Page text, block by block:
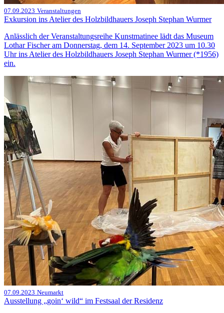
07.09.2023 Veranstaltungen
Exkursion ins Atelier des Holzbildhauers Joseph Stephan Wurmer
Anlässlich der Veranstaltungsreihe Kunstmatinee lädt das Museum
Lothar Fischer am Donnerstag, dem 14. September 2023 um 10.30
Uhr ins Atelier des Holzbildhauers Joseph Stephan Wurmer (*1956)
ein.
07.09.2023 Neumarkt
Ausstellung „goin‘ wild“ im Festsaal der Residenz